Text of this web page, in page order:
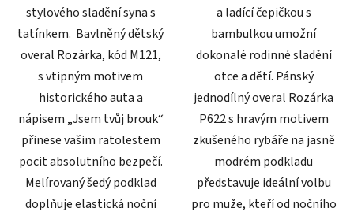
stylového sladění syna s
tatínkem. Bavlněný dětský
overal Rozárka, kód M121,
s vtipným motivem
historického auta a
nápisem „Jsem tvůj brouk“
přinese vašim ratolestem
pocit absolutního bezpečí.
Melírovaný šedý podklad
doplňuje elastická noční
a ladící čepičkou s
bambulkou umožní
dokonalé rodinné sladění
otce a dětí. Pánský
jednodílný overal Rozárka
P622 s hravým motivem
zkušeného rybáře na jasně
modrém podkladu
představuje ideální volbu
pro muže, kteří od nočního